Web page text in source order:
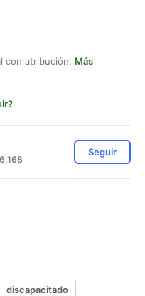
con atribución. Más
Seguir
discapacitado